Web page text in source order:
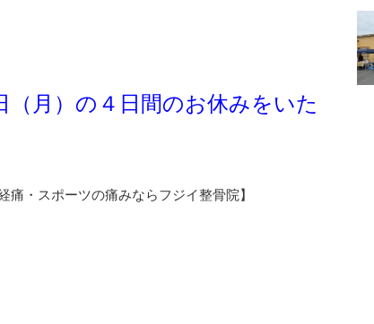
（月）の４日間のお休みをいた
・スポーツの痛みならフジイ整骨院】